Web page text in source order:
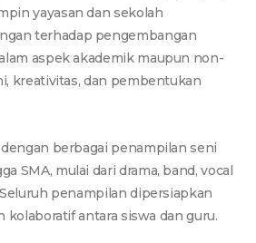
yayasan dan sekolah
terhadap pengembangan
aspek akademik maupun non-
kreativitas, dan pembentukan
berbagai penampilan seni
SMA, mulai dari drama, band, vocal
penampilan dipersiapkan
kolaboratif antara siswa dan guru.